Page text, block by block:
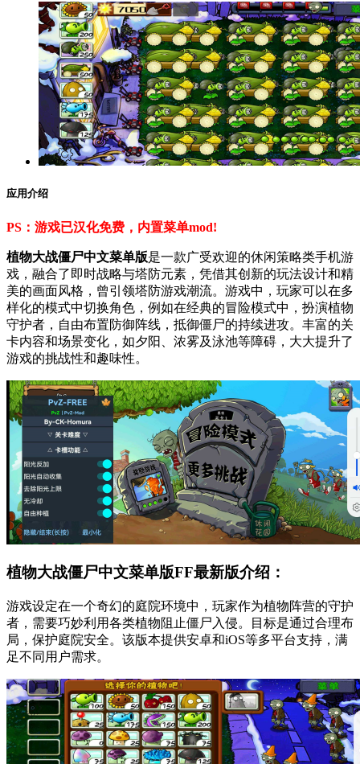
应用介绍
PS：游戏已汉化免费，内置菜单mod!
植物大战僵尸中文菜单版是一款广受欢迎的休闲策略类手机游
戏，融合了即时战略与塔防元素，凭借其创新的玩法设计和精
美的画面风格，曾引领塔防游戏潮流。游戏中，玩家可以在多
样化的模式中切换角色，例如在经典的冒险模式中，扮演植物
守护者，自由布置防御阵线，抵御僵尸的持续进攻。丰富的关
卡内容和场景变化，如夕阳、浓雾及泳池等障碍，大大提升了
游戏的挑战性和趣味性。
植物大战僵尸中文菜单版FF最新版介绍：
游戏设定在一个奇幻的庭院环境中，玩家作为植物阵营的守护
者，需要巧妙利用各类植物阻止僵尸入侵。目标是通过合理布
局，保护庭院安全。该版本提供安卓和iOS等多平台支持，满
足不同用户需求。